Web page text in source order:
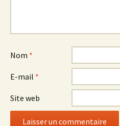
Nom *
E-mail *
Site web